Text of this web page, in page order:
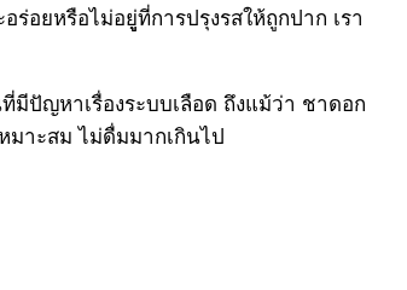
อยหรือไม่อยูู่ที่การปรุงรสให้ถูกปาก เรา
มีปัญหาเรื่องระบบเลือด ถึงแม้ว่า ชาดอก
าะสม ไม่ดื่มมากเกินไป